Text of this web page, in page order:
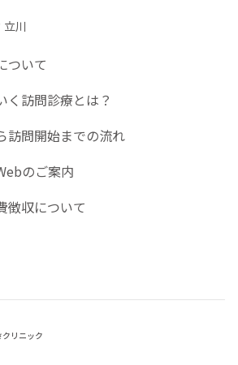
立川
ついて
く訪問診療とは？
訪問開始までの流れ
のご案内
徴収について
リニック